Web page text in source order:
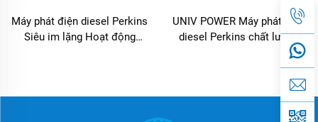
Máy phát điện diesel Perkins
Siêu im lặng Hoạt động
UNIV POWER Máy phát điện
diesel Perkins chất lượng